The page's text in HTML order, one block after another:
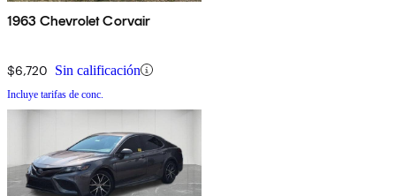
1963 Chevrolet Corvair
$6,720 Sin calificación
Incluye tarifas de conc.